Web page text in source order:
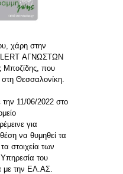
χάρη στην
ΑΓΝΩΣΤΩΝ
Μποζίδης, που
στη Θεσσαλονίκη.
11/06/2022 στο
για
να θυμηθεί τα
στοιχεία των
του
με την ΕΛ.ΑΣ.